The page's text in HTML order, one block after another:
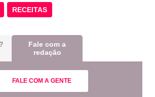
RECEITAS
Fale com a
redação
FALE COM A GENTE